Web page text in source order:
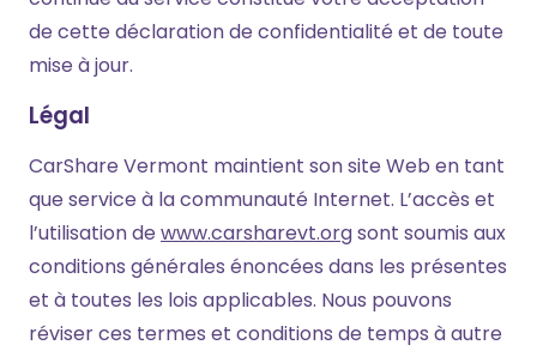
de cette déclaration de confidentialité et de toute
mise à jour.
Légal
CarShare Vermont maintient son site Web en tant
que service à la communauté Internet. L’accès et
l’utilisation de www.carsharevt.orgsont soumis aux
conditions générales énoncées dans les présentes
et à toutes les lois applicables. Nous pouvons
réviser ces termes et conditions de temps à autre